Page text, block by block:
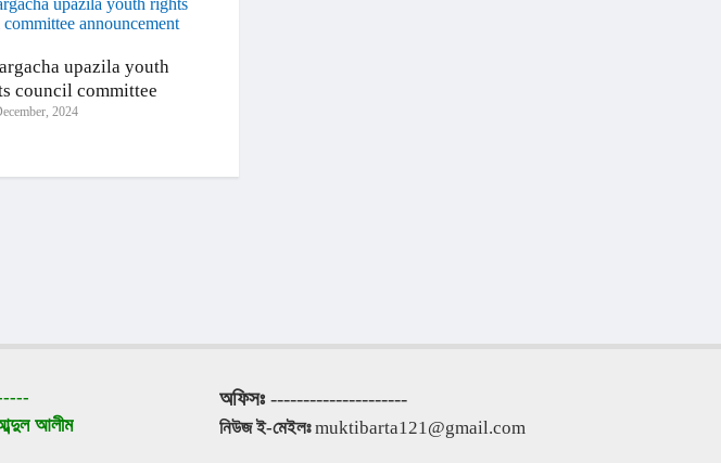
upazila youth
council committee
2024
আব্দুল আলীম
অফিসঃ ---------------------
নিউজ ই-মেইলঃ muktibarta121@gmail.com